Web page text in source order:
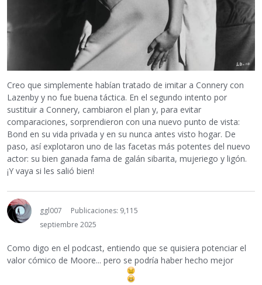
Creo que simplemente habían tratado de imitar a Connery con
Lazenby y no fue buena táctica. En el segundo intento por
sustituir a Connery, cambiaron el plan y, para evitar
comparaciones, sorprendieron con una nuevo punto de vista:
Bond en su vida privada y en su nunca antes visto hogar. De
paso, así explotaron uno de las facetas más potentes del nuevo
actor: su bien ganada fama de galán sibarita, mujeriego y ligón.
¡Y vaya si les salió bien!
ggl007
Publicaciones: 9,115
septiembre 2025
Como digo en el podcast, entiendo que se quisiera potenciar el
valor cómico de Moore... pero se podría haber hecho mejor